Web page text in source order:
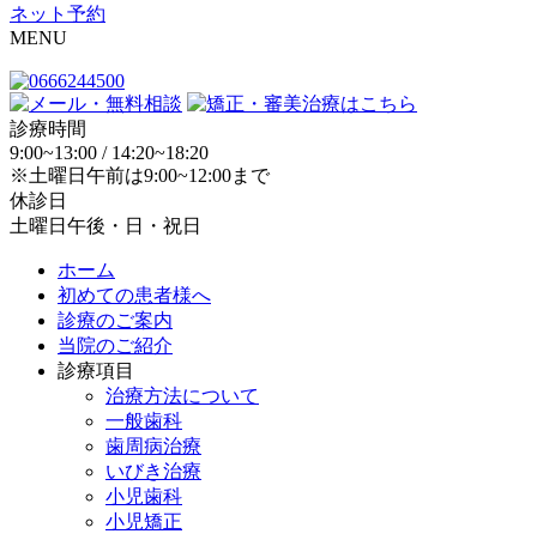
ネット予約
MENU
診療時間
9:00~13:00 / 14:20~18:20
※土曜日午前は9:00~12:00まで
休診日
土曜日午後・日・祝日
ホーム
初めての患者様へ
診療のご案内
当院のご紹介
診療項目
治療方法について
一般歯科
歯周病治療
いびき治療
小児歯科
小児矯正